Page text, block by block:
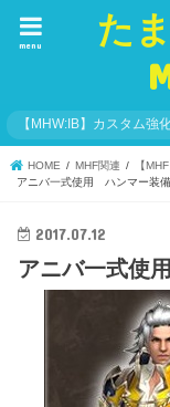
た
menu
【MHW:IB】カスタム強
HOME MHF関連 【
アニバ一式使用 ハンマー装
2017.07.12
アニバ一式